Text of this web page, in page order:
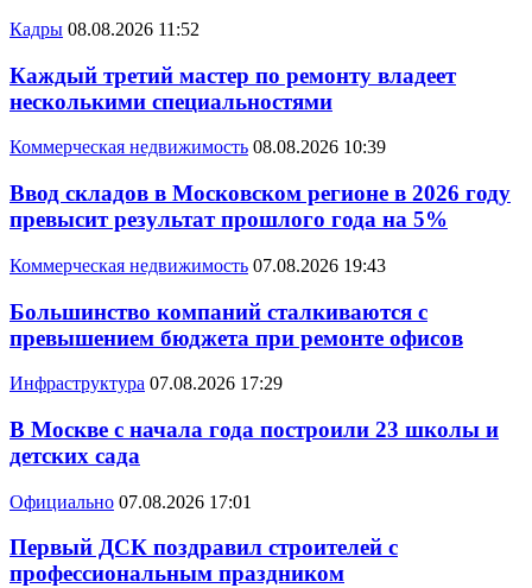
Кадры 08.08.2026 11:52
Каждый третий мастер по ремонту владеет
несколькими специальностями
Коммерческая недвижимость 08.08.2026 10:39
Ввод складов в Московском регионе в 2026 году
превысит результат прошлого года на 5%
Коммерческая недвижимость 07.08.2026 19:43
Большинство компаний сталкиваются с
превышением бюджета при ремонте офисов
Инфраструктура 07.08.2026 17:29
В Москве с начала года построили 23 школы и
детских сада
Официально 07.08.2026 17:01
Первый ДСК поздравил строителей с
профессиональным праздником